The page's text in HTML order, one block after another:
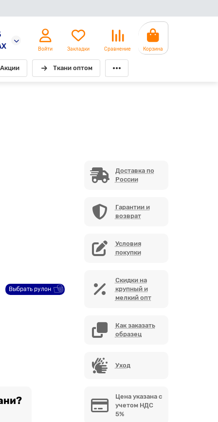
Войти Закладки Сравнение Корзина
Акции Ткани оптом
Выбрать рулон
Доставка по
России
Гарантии и
возврат
Условия
покупки
Скидки на
крупный и
мелкий опт
Как заказать
образец
Уход
Цена указана с
учетом НДС
5%